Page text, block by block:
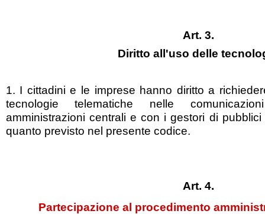
Art. 3.
Diritto all'uso delle
1. I cittadini e le imprese hanno diritto a
tecnologie telematiche nelle
amministrazioni centrali e con i gestori di
quanto previsto nel presente codice.
Art. 4.
Partecipazione al procedimento